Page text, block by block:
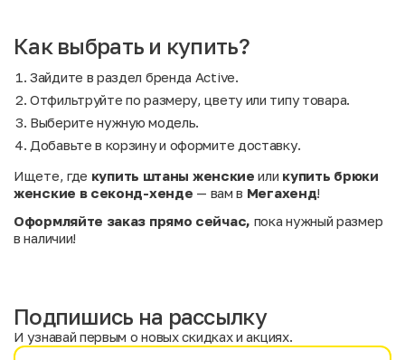
Как выбрать и купить?
Зайдите в раздел бренда Active.
Отфильтруйте по размеру, цвету или типу товара.
Выберите нужную модель.
Добавьте в корзину и оформите доставку.
Ищете, где купить штаны женские или купить брюки
женские в секонд-хенде — вам в Мегахенд!
Оформляйте заказ прямо сейчас, пока нужный размер
в наличии!
Подпишись на рассылку
И узнавай первым о новых скидках и акциях.